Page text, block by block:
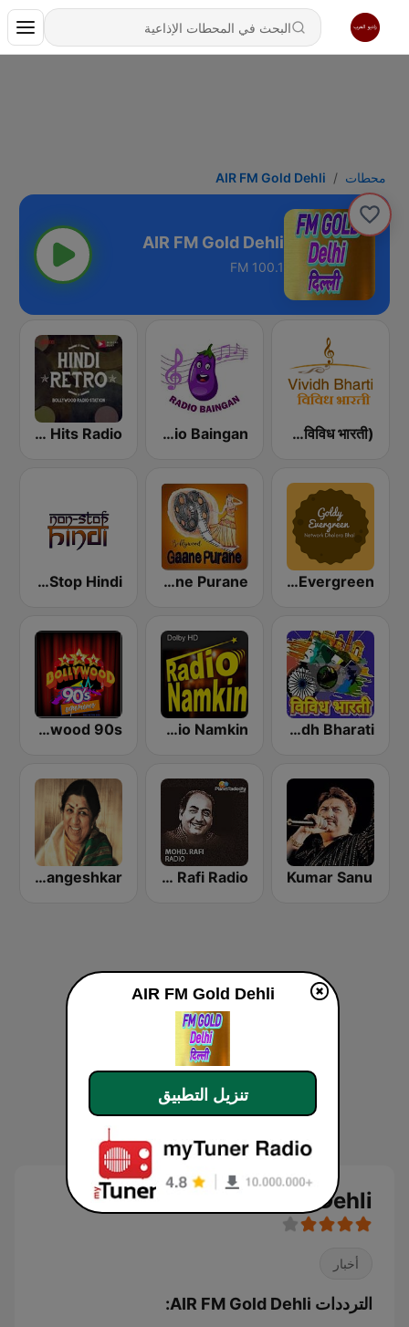
محطات AIR FM Gold Dehli
AIR FM Gold Dehli
100.1 FM
Vividh Bharti (विविध भारती)
Radio Baingan
Hindi Retro Hits Radio
GOLDY Evergreen
Bollywood Gaane Purane
Non Stop Hindi
AIR Vividh Bharati
Radio Namkin
Radio Retro Bollywood 90s
Kumar Sanu
Mohammed Rafi Radio
Hits Of Lata Mangeshkar
AIR FM Gold Dehli بث حي
أخبار
الترددات AIR FM Gold Dehli:
AIR FM Gold Dehli
تنزيل التطبيق